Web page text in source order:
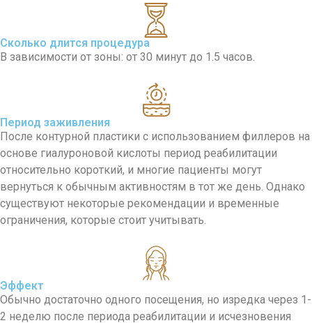
Сколько длится процедура
В зависимости от зоны: от 30 минут до 1.5 часов.
Период заживления
После контурной пластики с использованием филлеров на
основе гиалуроновой кислоты период реабилитации
относительно короткий, и многие пациенты могут
вернуться к обычным активностям в тот же день. Однако
существуют некоторые рекомендации и временные
ограничения, которые стоит учитывать.
Эффект
Обычно достаточно одного посещения, но изредка через 1-
2 неделю после периода реабилитации и исчезновения